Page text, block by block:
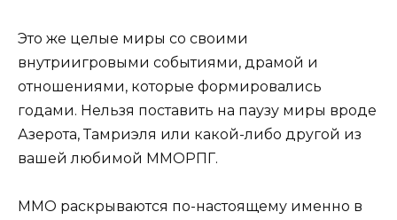
Это же целые миры со своими
внутриигровыми событиями, драмой и
отношениями, которые формировались
годами. Нельзя поставить на паузу миры вроде
Азерота, Тамриэля или какой-либо другой из
вашей любимой ММОРПГ.
ММО раскрываются по-настоящему именно в